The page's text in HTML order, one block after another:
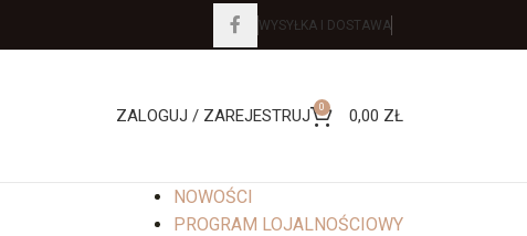
WYSYŁKA I DOSTAWA
ZALOGUJ / ZAREJESTRUJ 0 0,00 ZŁ
NOWOŚCI
PROGRAM LOJALNOŚCIOWY